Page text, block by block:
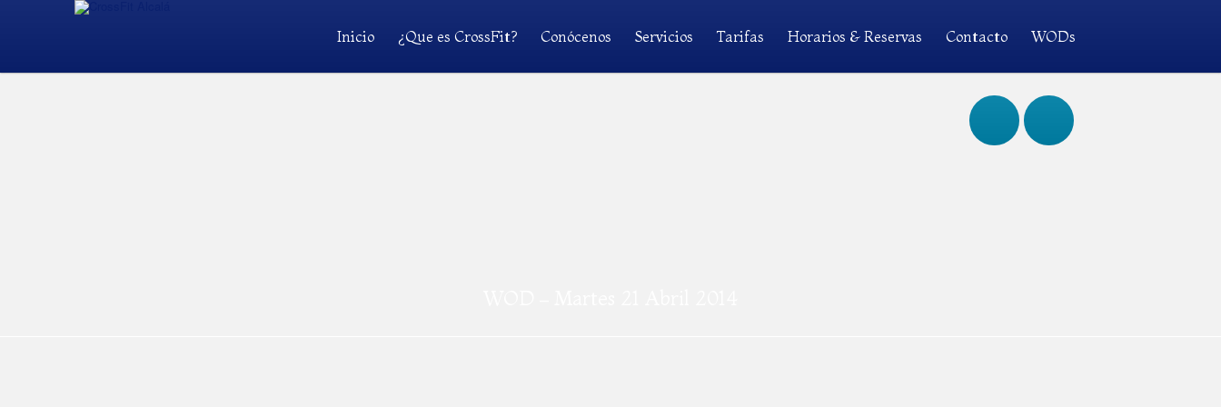
Inicio ¿Que es CrossFit? Conócenos Servicios Tarifas Horarios & Reservas Contacto WODs